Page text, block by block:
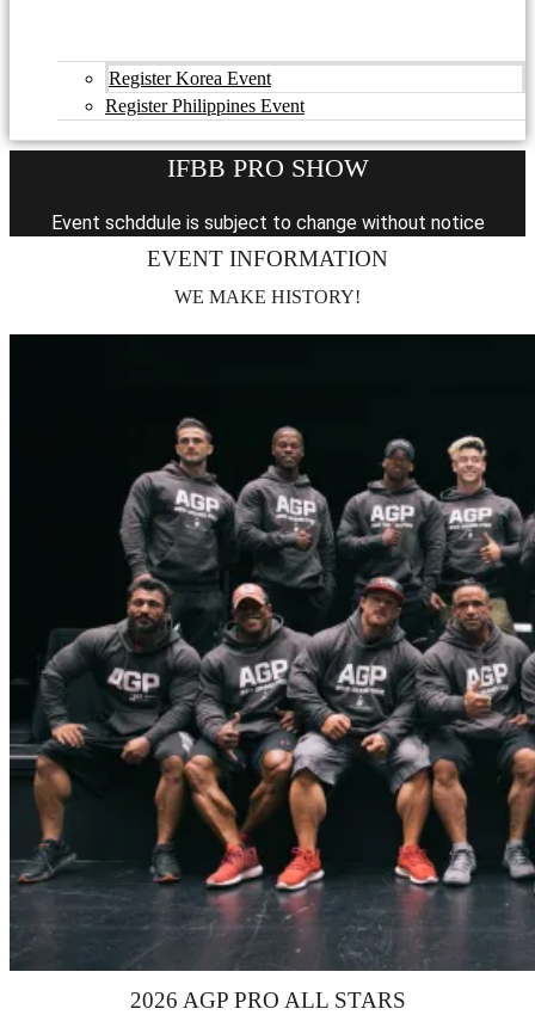
Register Korea Event
Register Philippines Event
IFBB PRO SHOW
Event schddule is subject to change without notice
EVENT INFORMATION
WE MAKE HISTORY!
2026 AGP PRO ALL STARS